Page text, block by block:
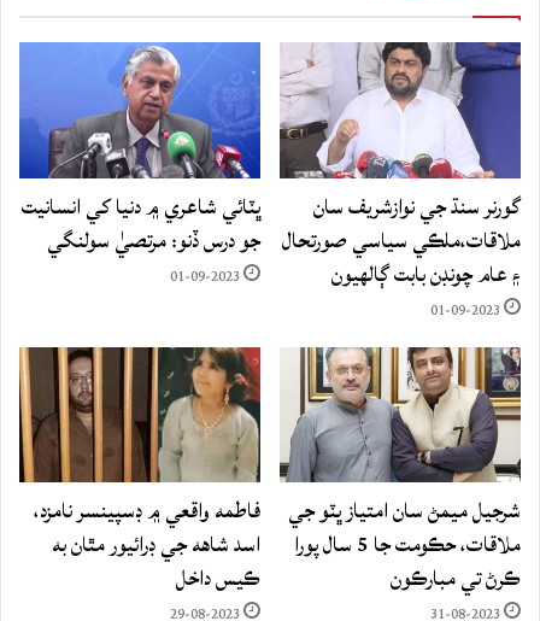
گورنر سنڌ جي نوازشريف سان
ملاقات،ملڪي سياسي صورتحال
۽ عام چونڊن بابت ڳالهيون
01-09-2023
ڀٽائي شاعري ۾ دنيا کي انسانيت
جو درس ڏنو: مرتصيٰ سولنگي
01-09-2023
شرجيل ميمڻ سان امتياز ڀٽو جي
ملاقات، حڪومت جا 5 سال پورا
ڪرڻ تي مبارڪون
31-08-2023
فاطمه واقعي ۾ ڊسپينسر نامزد،
اسد شاهه جي ڊرائيور مٿان به
ڪيس داخل
29-08-2023